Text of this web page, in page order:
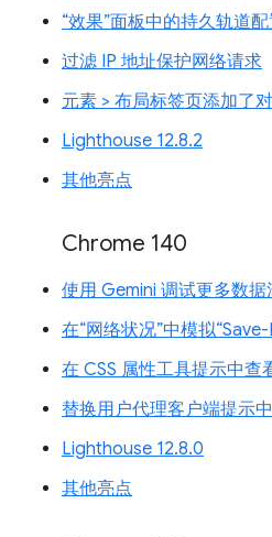
“效果”面板中的持久轨道
过滤 IP 地址保护网络请求
元素 > 布局标签页添加了
Lighthouse 12.8.2
其他亮点
Chrome 140
使用 Gemini 调试更多数据
在“网络状况”中模拟
在 CSS 属性工具提示中查
替换用户代理客户端提示
Lighthouse 12.8.0
其他亮点